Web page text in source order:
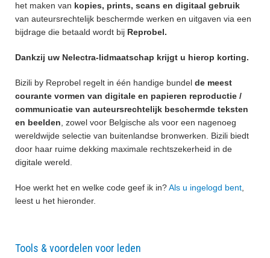
het maken van kopies, prints, scans en digitaal gebruik
van auteursrechtelijk beschermde werken en uitgaven via een
bijdrage die betaald wordt bij Reprobel.
Dankzij uw Nelectra-lidmaatschap krijgt u hierop korting.
Bizili by Reprobel regelt in één handige bundel de meest
courante vormen van digitale en papieren reproductie /
communicatie van auteursrechtelijk beschermde teksten
en beelden , zowel voor Belgische als voor een nagenoeg
wereldwijde selectie van buitenlandse bronwerken. Bizili biedt
door haar ruime dekking maximale rechtszekerheid in de
digitale wereld.
Hoe werkt het en welke code geef ik in?Als u ingelogd bent
leest u het hieronder.
Tools & voordelen voor leden